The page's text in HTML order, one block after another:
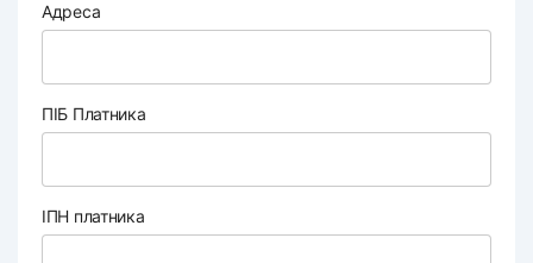
Адреса
ПІБ Платника
ІПН платника